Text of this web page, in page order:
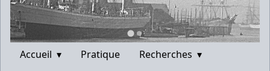
Accueil ▾ Pratique Recherches ▾